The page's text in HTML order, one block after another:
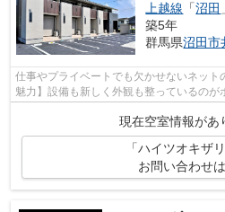
上越線 「沼田
築5年
群馬県沼田市
仕事やプライベートでも欠かせないネッ
魅力】設備も新しく外観も整っているのが
ームシェアの相談が可能なお部屋です。...
現在空室情報があ
「ハイツオキザ
お問い合わせ